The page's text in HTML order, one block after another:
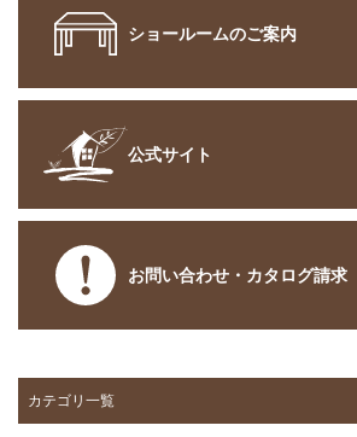
ショールームのご案内
公式サイト
お問い合わせ・カタログ請求
カテゴリ一覧